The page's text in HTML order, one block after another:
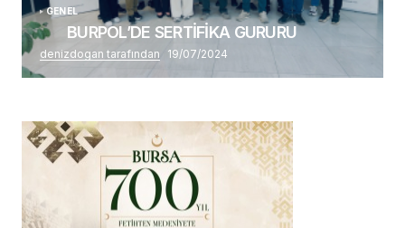
GENEL
BURPOL’DE SERTİFİKA GURURU
denizdogan tarafından 19/07/2024